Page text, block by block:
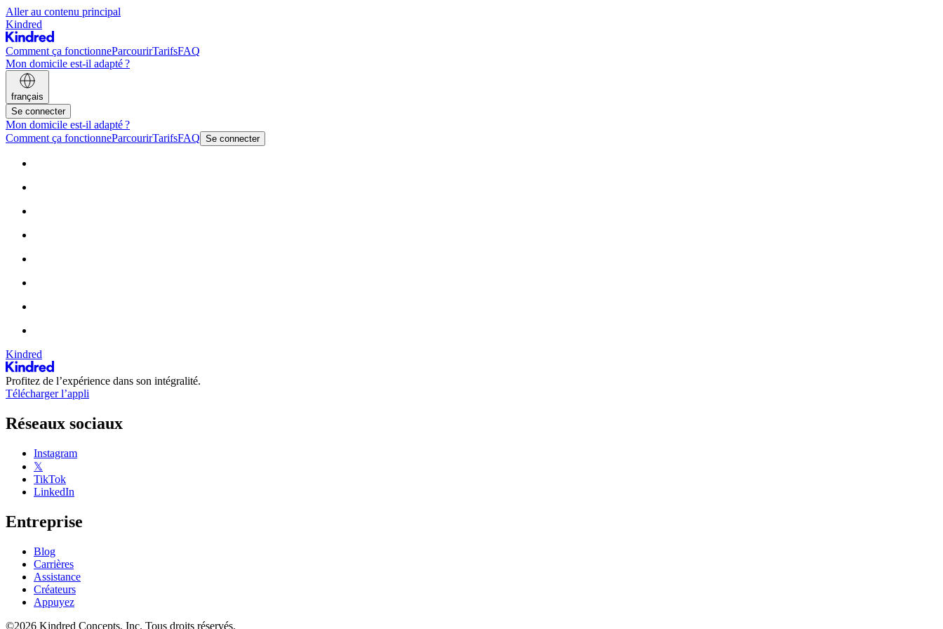
Aller au contenu principal
Kindred
Comment ça fonctionneParcourirTarifsFAQ
Mon domicile est-il adapté ?
français
Se connecter
Mon domicile est-il adapté ?
Comment ça fonctionneParcourirTarifsFAQ Se connecter
Kindred
Profitez de l’expérience dans son intégralité.
Télécharger l’appli
Réseaux sociaux
Instagram
𝕏
TikTok
LinkedIn
Entreprise
Blog
Carrières
Assistance
Créateurs
Appuyez
©2026 Kindred Concepts, Inc. Tous droits réservés.